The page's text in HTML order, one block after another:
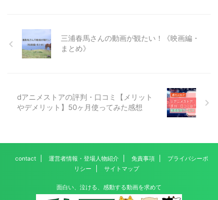
三浦春馬さんの動画が観たい！《映画編・
まとめ》
dアニメストアの評判・口コミ【メリット
やデメリット】50ヶ月使ってみた感想
contact 運営者情報・登場人物紹介 免責事項
プライバシーポ
リシー
サイトマップ
面白い、泣ける、感動する動画を求めて